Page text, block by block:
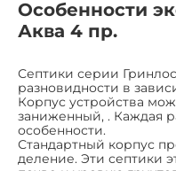
Особенности
Аква 4 пр.
Септики серии
разновидности в
Корпус устройства
заниженный, . Каждая
особенности.
Стандартный корпус
деление. Эти септики